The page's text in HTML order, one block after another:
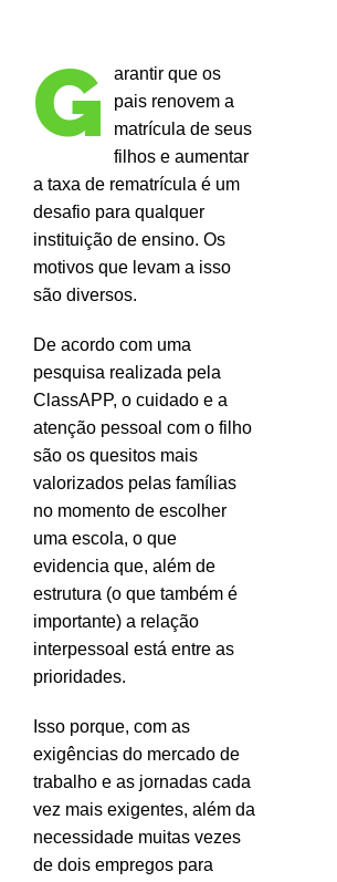
G
arantir que os
pais renovem a
matrícula de seus
filhos e aumentar
a taxa de rematrícula é um
desafio para qualquer
instituição de ensino. Os
motivos que levam a isso
são diversos.
De acordo com uma
pesquisa realizada pela
ClassAPP, o cuidado e a
atenção pessoal com o filho
são os quesitos mais
valorizados pelas famílias
no momento de escolher
uma escola, o que
evidencia que, além de
estrutura (o que também é
importante) a relação
interpessoal está entre as
prioridades.
Isso porque, com as
exigências do mercado de
trabalho e as jornadas cada
vez mais exigentes, além da
necessidade muitas vezes
de dois empregos para